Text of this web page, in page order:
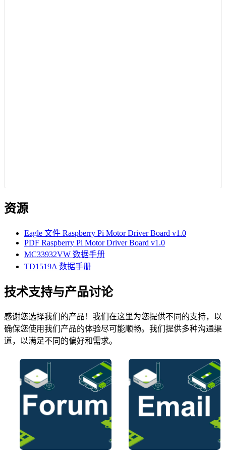
资源
Eagle 文件 Raspberry Pi Motor Driver Board v1.0
PDF Raspberry Pi Motor Driver Board v1.0
MC33932VW 数据手册
TD1519A 数据手册
技术支持与产品讨论
感谢您选择我们的产品！我们在这里为您提供不同的支持，以
确保您使用我们产品的体验尽可能顺畅。我们提供多种沟通渠
道，以满足不同的偏好和需求。